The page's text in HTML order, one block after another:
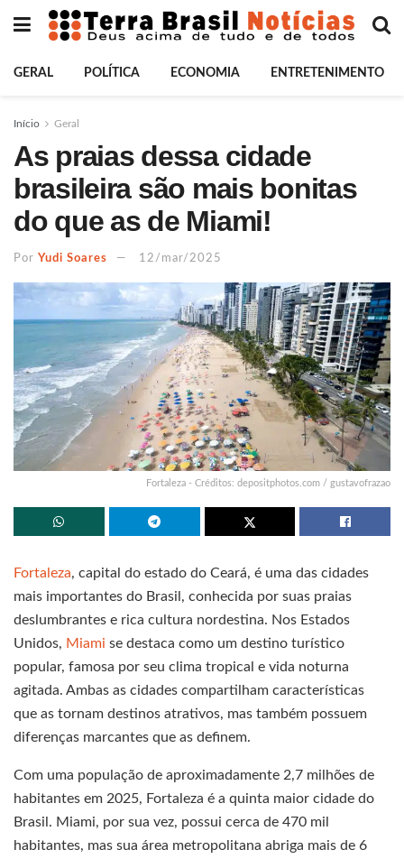
GERAL POLÍTICA ECONOMIA ENTRETENIMENTO
Início Geral
As praias dessa cidade
brasileira são mais bonitas
do que as de Miami!
Por Yudi Soares 12/mar/2025
Fortaleza - Créditos: depositphotos.com / gustavofrazao
Fortaleza, capital do estado do Ceará, é uma das cidades
mais importantes do Brasil, conhecida por suas praias
deslumbrantes e rica cultura nordestina. Nos Estados
Unidos, Miami se destaca como um destino turístico
popular, famosa por seu clima tropical e vida noturna
agitada. Ambas as cidades compartilham características
que as tornam destinos atrativos, mas também possuem
diferenças marcantes que as definem.
Com uma população de aproximadamente 2,7 milhões de
habitantes em 2025, Fortaleza é a quinta maior cidade do
Brasil. Miami, por sua vez, possui cerca de 470 mil
habitantes, mas sua área metropolitana abriga mais de 6